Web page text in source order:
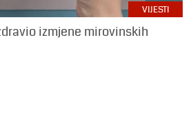
VIJESTI
izmjene mirovinskih